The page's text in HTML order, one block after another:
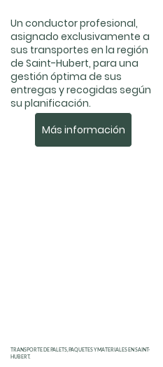
TRANSPORTE DE PALETS, PAQUETES Y MATERIALES EN SAINT-
HUBERT.
Un conductor profesional,
asignado exclusivamente a
sus transportes en la región
de Saint-Hubert, para una
gestión óptima de sus
entregas y recogidas según
su planificación.
Más información